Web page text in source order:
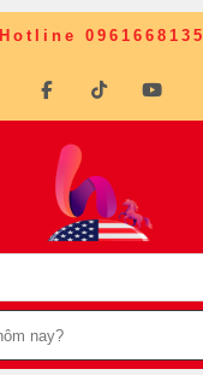
Hotline 0961668135